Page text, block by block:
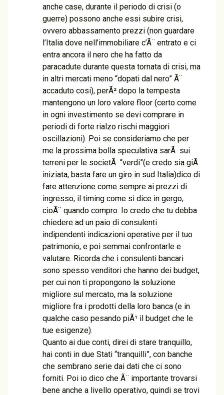
anche case, durante il periodo di crisi (o
guerre) possono anche essi subire crisi,
ovvero abbassamento prezzi (non guardare
l’Italia dove nell’immobiliare c’Ã¨ entrato e ci
entra ancora il nero che ha fatto da
paracadute durante questa tornata di crisi, ma
in altri mercati meno “dopati dal nero” Ã¨
accaduto cosi), perÃ² dopo la tempesta
mantengono un loro valore floor (certo come
in ogni investimento se devi comprare in
periodi di forte rialzo rischi maggiori
oscillazioni). Poi se consideriamo che per
me la prossima bolla speculativa sarÃ sui
terreni per le societÃ “verdi”(e credo sia giÃ
iniziata, basta fare un giro in sud Italia)dico di
fare attenzione come sempre ai prezzi di
ingresso, il timing come si dice in gergo,
cioÃ¨ quando compro. Io credo che tu debba
chiedere ad un paio di consulenti
indipendenti indicazioni operative per il tuo
patrimonio, e poi semmai confrontarle e
valutare. Ricorda che i consulenti bancari
sono spesso venditori che hanno dei budget,
per cui non ti propongono la soluzione
migliore sul mercato, ma la soluzione
migliore fra i prodotti della loro banca (e in
qualche caso pesando piÃ¹ il budget che le
tue esigenze).
Quanto ai due conti, direi di stare tranquillo,
hai conti in due Stati “tranquilli”, con banche
che sembrano serie dai dati che ci sono
forniti. Poi io dico che Ã¨ importante trovarsi
bene anche a livello operativo, quindi se trovi